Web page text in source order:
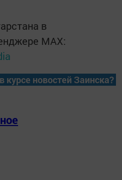
в
MАХ:
новостей Заинска?